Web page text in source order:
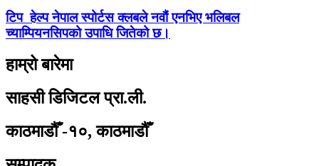
टिप हेल्प नेपाल स्पोर्टस क्लबले नवौं एनभिए भलिबल
च्याम्पियनसिपको उपाधि जितेको छ।
हाम्रो बारेमा
साहसी डिजिटल प्रा.ली.
काठमाडौँ -१०, काठमाडौँ